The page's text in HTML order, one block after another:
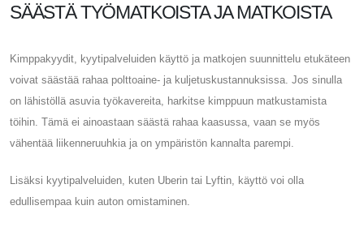
SÄÄSTÄ TYÖMATKOISTA JA MATKOISTA
Kimppakyydit, kyytipalveluiden käyttö ja matkojen suunnittelu etukäteen
voivat säästää rahaa polttoaine- ja kuljetuskustannuksissa. Jos sinulla
on lähistöllä asuvia työkavereita, harkitse kimppuun matkustamista
töihin. Tämä ei ainoastaan ​​säästä rahaa kaasussa, vaan se myös
vähentää liikenneruuhkia ja on ympäristön kannalta parempi.
Lisäksi kyytipalveluiden, kuten Uberin tai Lyftin, käyttö voi olla
edullisempaa kuin auton omistaminen.